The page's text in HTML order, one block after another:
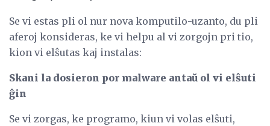
Se vi estas pli ol nur nova komputilo-uzanto, du pli
aferoj konsideras, ke vi helpu al vi zorgojn pri tio,
kion vi elŝutas kaj instalas:
Skani la dosieron por malware antaŭ ol vi elŝuti
ĝin
Se vi zorgas, ke programo, kiun vi volas elŝuti,